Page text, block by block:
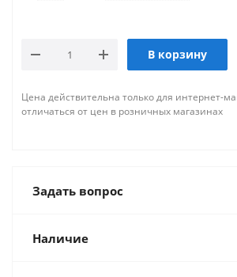
В корзину
Цена действительна только для интернет-
отличаться от цен в розничных магазинах
Задать вопрос
Наличие